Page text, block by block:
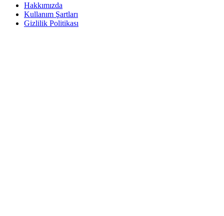
Hakkımızda
Kullanım Şartları
Gizlilik Politikası